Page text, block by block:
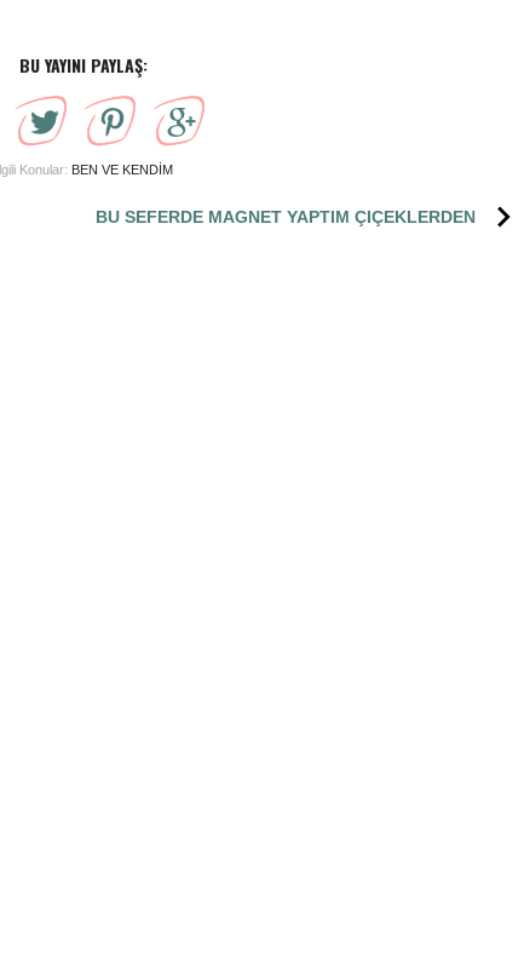
BU YAYINI PAYLAŞ:
İlgili Konular: BEN VE KENDİM
BU SEFERDE MAGNET YAPTIM ÇIÇEKLERDEN